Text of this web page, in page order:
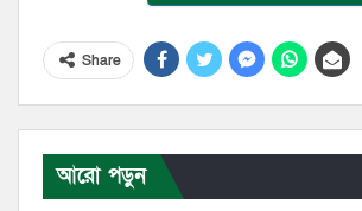
Share
আরো পড়ুন